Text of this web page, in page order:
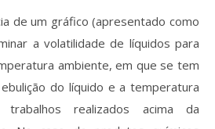
de um gráfico (apresentado como
a volatilidade de líquidos para
ambiente, em que se tem
do líquido e a temperatura
realizados acima da